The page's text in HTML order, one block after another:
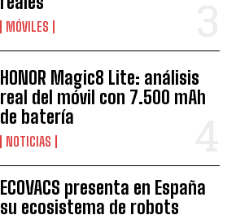
MÓVILES
HONOR Magic8 Lite: análisis
real del móvil con 7.500 mAh
de batería
NOTICIAS
ECOVACS presenta en España
su ecosistema de robots